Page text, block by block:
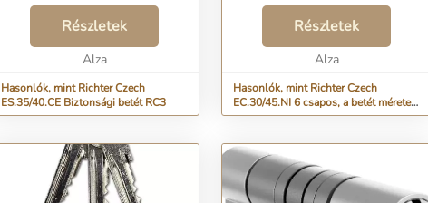
Részletek
Alza
Hasonlók, mint Richter Czech
ES.35/40.CE Biztonsági betét RC3
Részletek
Alza
Hasonlók, mint Richter Czech
EC.30/45.NI 6 csapos, a betét mérete
30+45 mm